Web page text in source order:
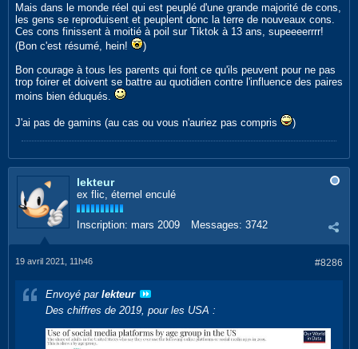
Mais dans le monde réel qui est peuplé d'une grande majorité de cons,
les gens se reproduisent et peuplent donc la terre de nouveaux cons.
Ces cons finissent à moitié à poil sur Tiktok à 13 ans, supeeeerrrr!
(Bon c'est résumé, hein!
)
Bon courage à tous les parents qui font ce qu'ils peuvent pour ne pas
trop foirer et doivent se battre au quotidien contre l'influence des paires
moins bien éduqués.
J'ai pas de gamins (au cas ou vous n'auriez pas compris )
lekteur
ex flic, éternel enculé
Inscription: mars 2009 Messages: 3742
#8286
19 avril 2021, 11h46
Envoyé par lekteur
Des chiffres de 2019, pour les USA :